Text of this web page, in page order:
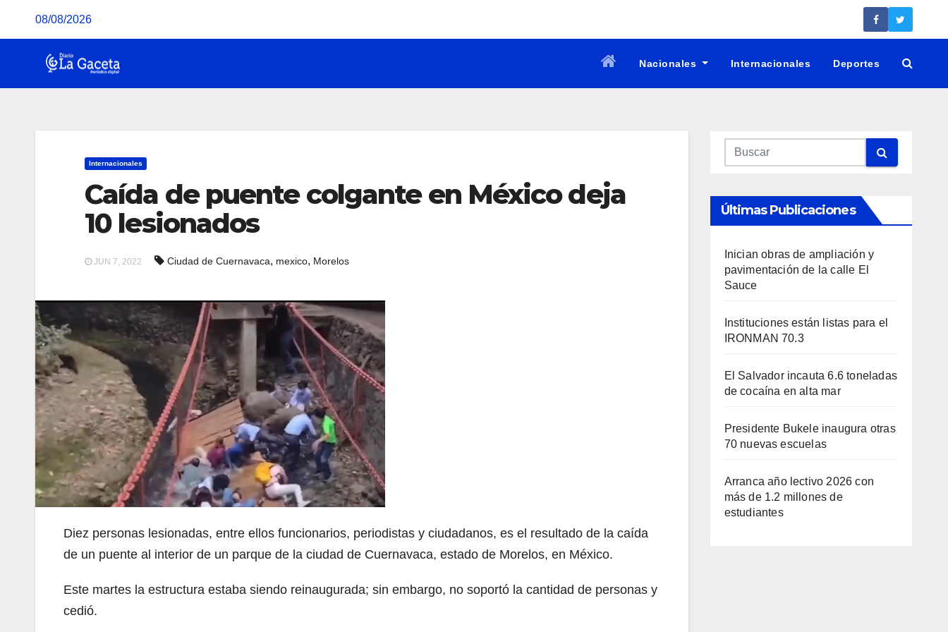
08/08/2026
Nacionales Internacionales Deportes
Internacionales
Caída de puente colgante en México deja
10 lesionados
JUN 7, 2022 Ciudad de Cuernavaca, mexico, Morelos
Diez personas lesionadas, entre ellos funcionarios, periodistas y ciudadanos, es el resultado de la caída
de un puente al interior de un parque de la ciudad de Cuernavaca, estado de Morelos, en México.
Este martes la estructura estaba siendo reinaugurada; sin embargo, no soportó la cantidad de personas y
cedió.
Últimas Publicaciones
Inician obras de ampliación y
pavimentación de la calle El
Sauce
Instituciones están listas para el
IRONMAN 70.3
El Salvador incauta 6.6 toneladas
de cocaína en alta mar
Presidente Bukele inaugura otras
70 nuevas escuelas
Arranca año lectivo 2026 con
más de 1.2 millones de
estudiantes